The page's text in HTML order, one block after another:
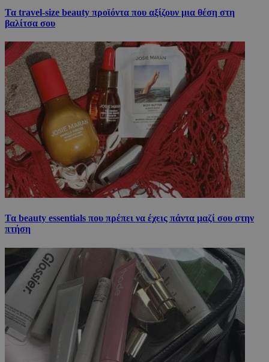
Τα travel-size beauty προϊόντα που αξίζουν μια θέση στη
βαλίτσα σου
Τα beauty essentials που πρέπει να έχεις πάντα μαζί σου στην
πτήση